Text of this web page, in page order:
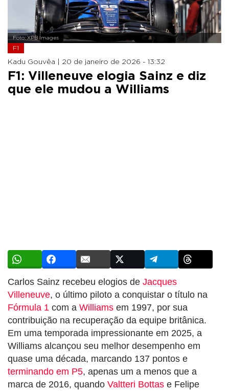
Foto: XPB Images
F1
Kadu Gouvêa | 20 de janeiro de 2026 - 13:32
F1: Villeneuve elogia Sainz e diz
que ele mudou a Williams
Carlos Sainz recebeu elogios de Jacques
Villeneuve, o último piloto a conquistar o título na
Fórmula 1 com a Williams em 1997, por sua
contribuição na recuperação da equipe britânica.
Em uma temporada impressionante em 2025, a
Williams alcançou seu melhor desempenho em
quase uma década, marcando 137 pontos e
terminando em P5, apenas um a menos que a
marca de 2016, quando Valtteri Bottas e Felipe